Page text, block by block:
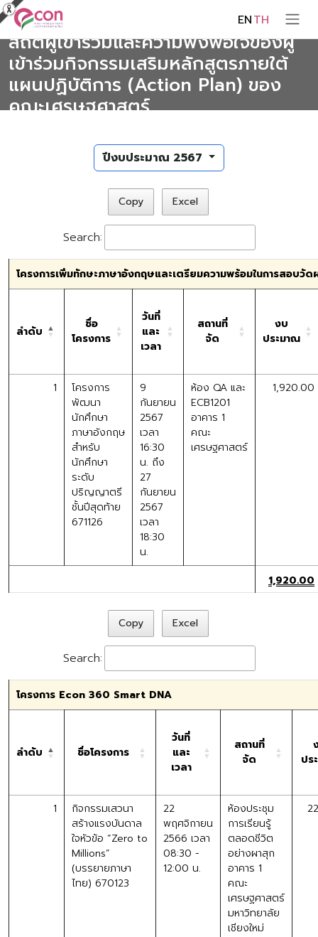
ENTH
สถิติผู้เข้าร่วมและความพึงพอใจของผู้
เข้าร่วมกิจกรรมเสริมหลักสูตรภายใต้
แผนปฏิบัติการ (Action Plan) ของ
คณะเศรษฐศาสตร์
ปีงบประมาณ 2567
Copy Excel
Search:
โครงการเพิ่มทักษะภาษาอังกฤษและเตรียมความพร้อมในการสอบ
ลำดับ
ชื่อ
โครงการ
วันที่
และ
เวลา
สถานที่
จัด
งบ
ประมาณ
1
โครงการ
พัฒนา
นักศึกษา
ภาษาอังกฤษ
สำหรับ
นักศึกษา
ระดับ
ปริญญาตรี
ชั้นปีสุดท้าย
671126
9
กันยายน
2567
เวลา
16:30
น. ถึง
27
กันยายน
2567
เวลา
18:30
น.
ห้อง QA และ
ECB1201
อาคาร 1
คณะ
เศรษฐศาสตร์
1,920.00
1,920.00
Copy Excel
Search:
โครงการ Econ 360 Smart DNA
ลำดับ ชื่อโครงการ
วันที่
และ
เวลา
สถานที่
จัด
ปร
1
กิจกรรมเสวนา
สร้างแรงบันดาล
ใจหัวข้อ “Zero to
Millions”
(บรรยายภาษา
ไทย) 670123
22
พฤศจิกายน
2566 เวลา
08:30 -
12:00 น.
ห้องประชุม
การเรียนรู้
ตลอดชีวิต
อย่างผาสุก
อาคาร 1
คณะ
เศรษฐศาสตร์
มหาวิทยาลัย
เชียงใหม่